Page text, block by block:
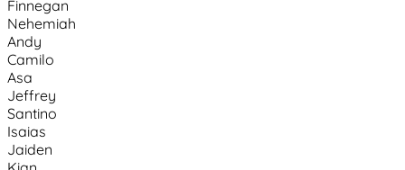
Finnegan
Nehemiah
Andy
Camilo
Asa
Jeffrey
Santino
Isaias
Jaiden